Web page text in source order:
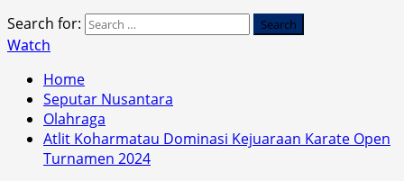
Search for:
Watch
Home
Seputar Nusantara
Olahraga
Atlit Koharmatau Dominasi Kejuaraan Karate Open
Turnamen 2024